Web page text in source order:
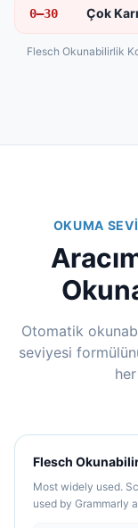
0–30 Çok
Flesch Okunabilirlik
OKUMA
Otomatik
seviyesi
Flesch
Most widely used.
used by Grammarly